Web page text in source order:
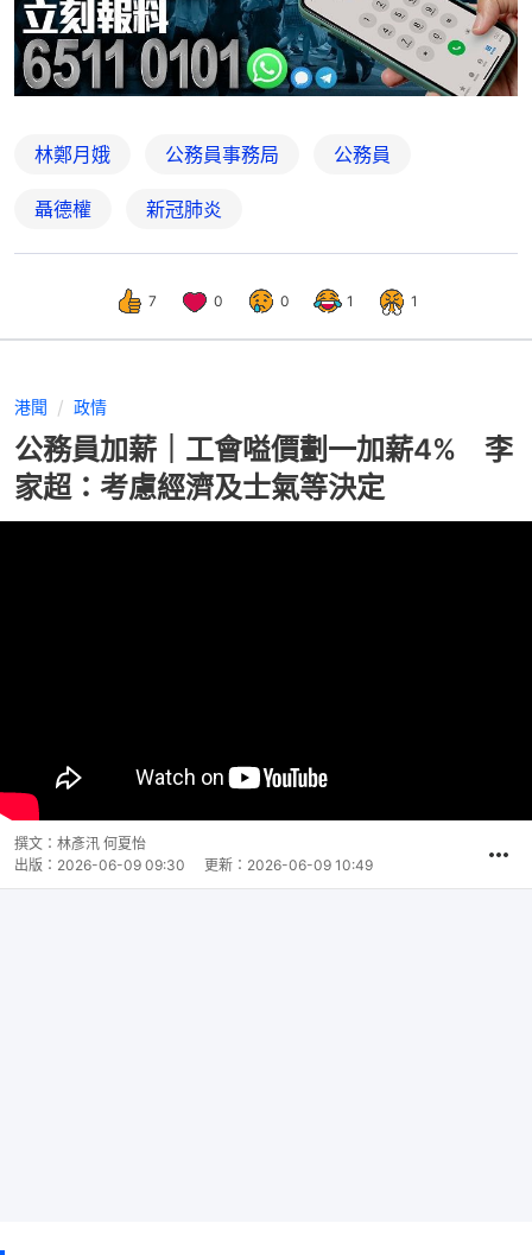
林鄭月娥 公務員事務局 公務員
聶德權 新冠肺炎
7 0 0 1 1
港聞 政情
公務員加薪｜工會嗌價劃一加薪4% 李
家超：考慮經濟及士氣等決定
撰文： 林彥汛 何夏怡
出版： 2026-06-09 09:30 更新： 2026-06-09 10:49